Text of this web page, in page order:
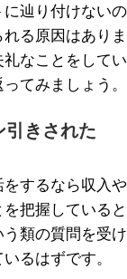
に辿り付けない
る原因はあり
なことをして
てみましょう。
引きされた
するなら収入
把握していると
類の質問を受
るはずです。